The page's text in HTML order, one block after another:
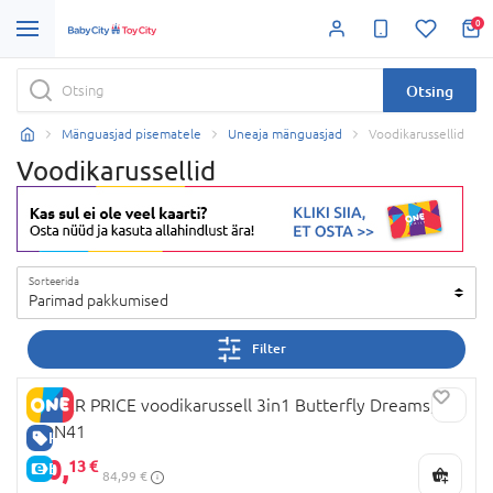
0
Otsing
Mänguasjad pisematele Uneaja mänguasjad Voodikarussellid
Voodikarussellid
Sorteerida
Parimad pakkumised
Filter
HEA HIND
E-HIND
FISHER PRICE voodikarussell 3in1 Butterfly Dreams,
CDN41
60,13 €
84,99 €